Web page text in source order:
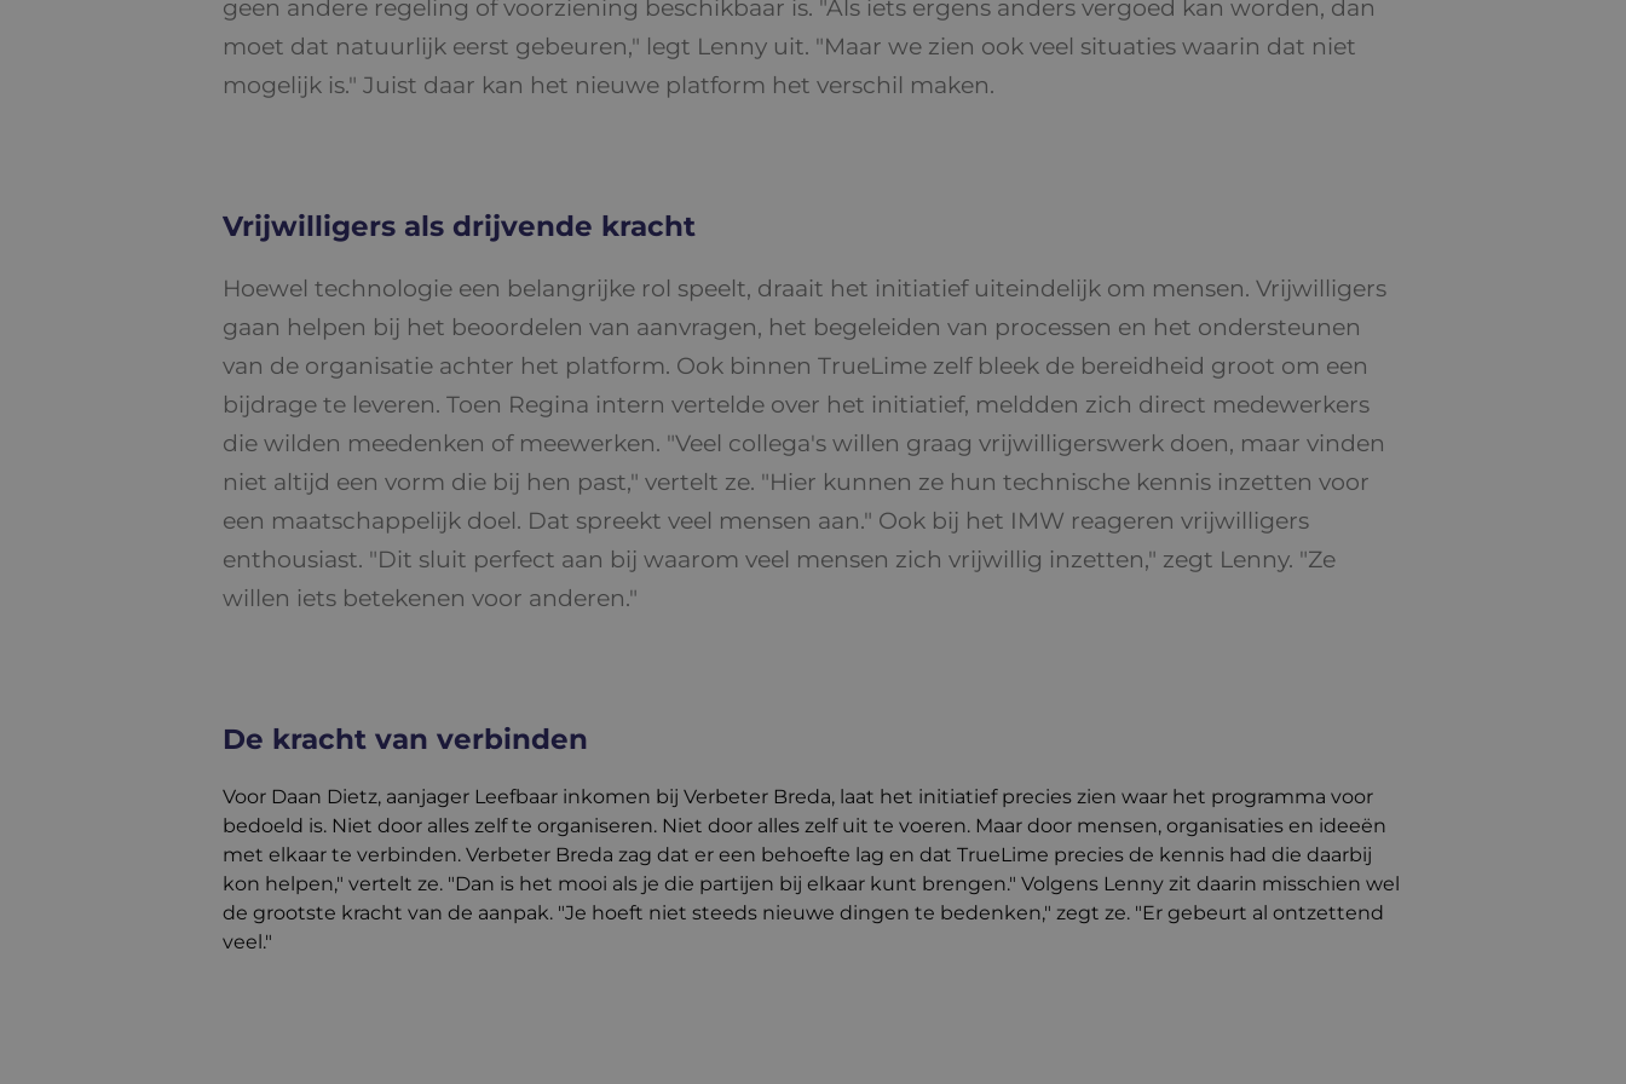
geen andere regeling of voorziening beschikbaar is. "Als iets ergens anders vergoed kan worden, dan
moet dat natuurlijk eerst gebeuren," legt Lenny uit. "Maar we zien ook veel situaties waarin dat niet
mogelijk is." Juist daar kan het nieuwe platform het verschil maken.
Vrijwilligers als drijvende kracht
Hoewel technologie een belangrijke rol speelt, draait het initiatief uiteindelijk om mensen. Vrijwilligers
gaan helpen bij het beoordelen van aanvragen, het begeleiden van processen en het ondersteunen
van de organisatie achter het platform. Ook binnen TrueLime zelf bleek de bereidheid groot om een
bijdrage te leveren. Toen Regina intern vertelde over het initiatief, meldden zich direct medewerkers
die wilden meedenken of meewerken. "Veel collega's willen graag vrijwilligerswerk doen, maar vinden
niet altijd een vorm die bij hen past," vertelt ze. "Hier kunnen ze hun technische kennis inzetten voor
een maatschappelijk doel. Dat spreekt veel mensen aan." Ook bij het IMW reageren vrijwilligers
enthousiast. "Dit sluit perfect aan bij waarom veel mensen zich vrijwillig inzetten," zegt Lenny. "Ze
willen iets betekenen voor anderen."
De kracht van verbinden
Voor Daan Dietz, aanjager Leefbaar inkomen bij Verbeter Breda, laat het initiatief precies zien waar het programma voor
bedoeld is. Niet door alles zelf te organiseren. Niet door alles zelf uit te voeren. Maar door mensen, organisaties en ideeën
met elkaar te verbinden. Verbeter Breda zag dat er een behoefte lag en dat TrueLime precies de kennis had die daarbij
kon helpen," vertelt ze. "Dan is het mooi als je die partijen bij elkaar kunt brengen." Volgens Lenny zit daarin misschien wel
de grootste kracht van de aanpak. "Je hoeft niet steeds nieuwe dingen te bedenken," zegt ze. "Er gebeurt al ontzettend
veel."